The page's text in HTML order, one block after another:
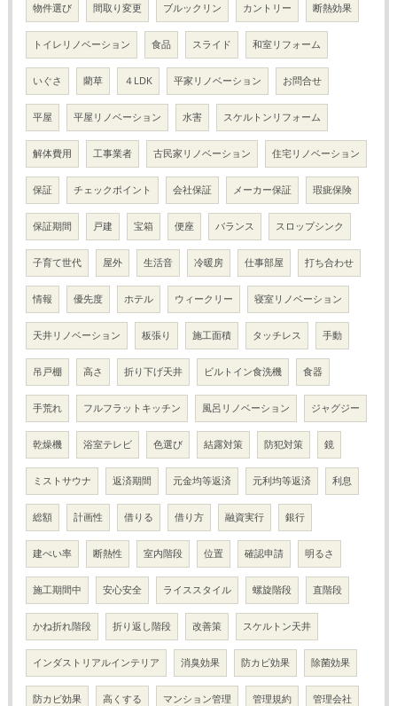
物件選び 間取り変更 ブルックリン カントリー 断熱効果
トイレリノベーション 食品 スライド 和室リフォーム
いぐさ 藺草 ４LDK 平家リノベーション お問合せ
平屋 平屋リノベーション 水害 スケルトンリフォーム
解体費用 工事業者 古民家リノベーション 住宅リノベーション
保証 チェックポイント 会社保証 メーカー保証 瑕疵保険
保証期間 戸建 宝箱 便座 バランス スロップシンク
子育て世代 屋外 生活音 冷暖房 仕事部屋 打ち合わせ
情報 優先度 ホテル ウィークリー 寝室リノベーション
天井リノベーション 板張り 施工面積 タッチレス 手動
吊戸棚 高さ 折り下げ天井 ビルトイン食洗機 食器
手荒れ フルフラットキッチン 風呂リノベーション ジャグジー
乾燥機 浴室テレビ 色選び 結露対策 防犯対策 鏡
ミストサウナ 返済期間 元金均等返済 元利均等返済 利息
総額 計画性 借りる 借り方 融資実行 銀行
建ぺい率 断熱性 室内階段 位置 確認申請 明るさ
施工期間中 安心安全 ライススタイル 螺旋階段 直階段
かね折れ階段 折り返し階段 改善策 スケルトン天井
インダストリアルインテリア 消臭効果 防カビ効果 除菌効果
防カビ効果 高くする マンション管理 管理規約 管理会社